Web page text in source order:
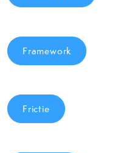
Framework
Frictie